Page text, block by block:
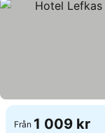
Från 1 009 kr